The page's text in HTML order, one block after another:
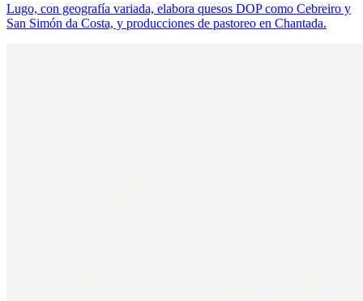
Lugo, con geografía variada, elabora quesos DOP como Cebreiro y
San Simón da Costa, y producciones de pastoreo en Chantada.